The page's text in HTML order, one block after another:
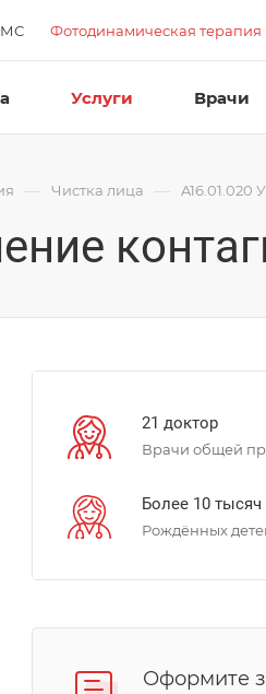
Фотодинамическая терапия
Услуги Врачи
— Чистка лица — A16.01.020
21 доктор
Врачи общей
Более 10 тысяч
Рождённых
Оформите